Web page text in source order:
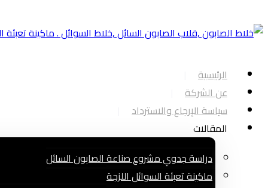
الرئيسية
عن الشركة
سياسة الإرجاع والاسترداد
المقالات
دراسة جدوي مشروع صناعة الصابون السائل
ماكينة تعبئة السوائل اللزجة